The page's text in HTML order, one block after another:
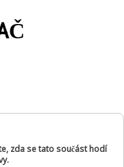
zda se tato součást hodí